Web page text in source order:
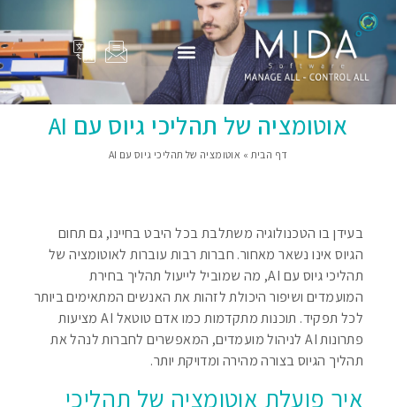
אוטומציה של תהליכי גיוס עם AI
דף הבית » אוטומציה של תהליכי גיוס עם AI
בעידן בו הטכנולוגיה משתלבת בכל היבט בחיינו, גם תחום
הגיוס אינו נשאר מאחור. חברות רבות עוברות לאוטומציה של
תהליכי גיוס עם AI, מה שמוביל לייעול תהליך בחירת
המועמדים ושיפור היכולת לזהות את האנשים המתאימים ביותר
לכל תפקיד. תוכנות מתקדמות כמו אדם טוטאל AI מציעות
פתרונות AI לניהול מועמדים, המאפשרים לחברות לנהל את
תהליך הגיוס בצורה מהירה ומדויקת יותר.
איך פועלת אוטומציה של תהליכי